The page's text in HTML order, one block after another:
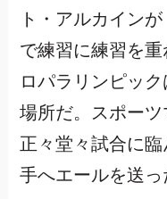
ト・アルカイン
で練習に練習を
ロパラリンピッ
場所だ。スポーツ
正々堂々試合に
手へエールを送っ